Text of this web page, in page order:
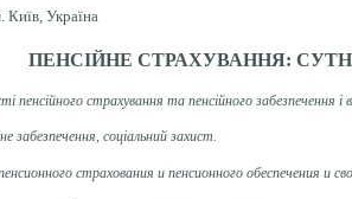
Київ, Україна
ПЕНСІЙНЕ СТРАХУВАННЯ:
страхування та пенсійного забезпечення і
забезпечення, соціальний захист.
страхования и пенсионного обеспечения и